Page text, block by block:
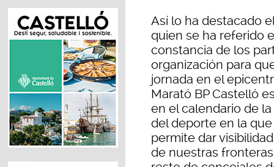
Así lo ha destacado
quien se ha referido
constancia de los
organización para
jornada en el
Marató BP Castelló
en el calendario de
del deporte en la
permite dar
de nuestras